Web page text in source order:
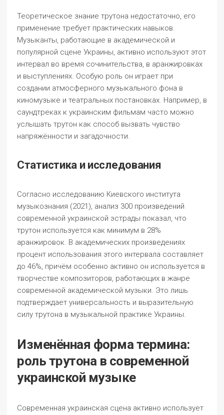
Теоретическое знание трутона недостаточно, его
применение требует практических навыков.
Музыканты, работающие в академической и
популярной сцене Украины, активно используют этот
интервал во время сочинительства, в аранжировках
и выступлениях. Особую роль он играет при
создании атмосферного музыкального фона в
киномузыке и театральных постановках. Например, в
саундтреках к украинским фильмам часто можно
услышать трутон как способ вызвать чувство
напряжённости и загадочности.
Статистика и исследования
Согласно исследованию Киевского института
музыкознания (2021), анализ 300 произведений
современной украинской эстрады показал, что
трутон используется как минимум в 28%
аранжировок. В академических произведениях
процент использования этого интервала составляет
до 46%, причём особенно активно он используется в
творчестве композиторов, работающих в жанре
современной академической музыки. Это лишь
подтверждает универсальность и выразительную
силу трутона в музыкальной практике Украины.
Изменённая форма термина:
роль трутона в современной
украинской музыке
Современная украинская сцена активно использует